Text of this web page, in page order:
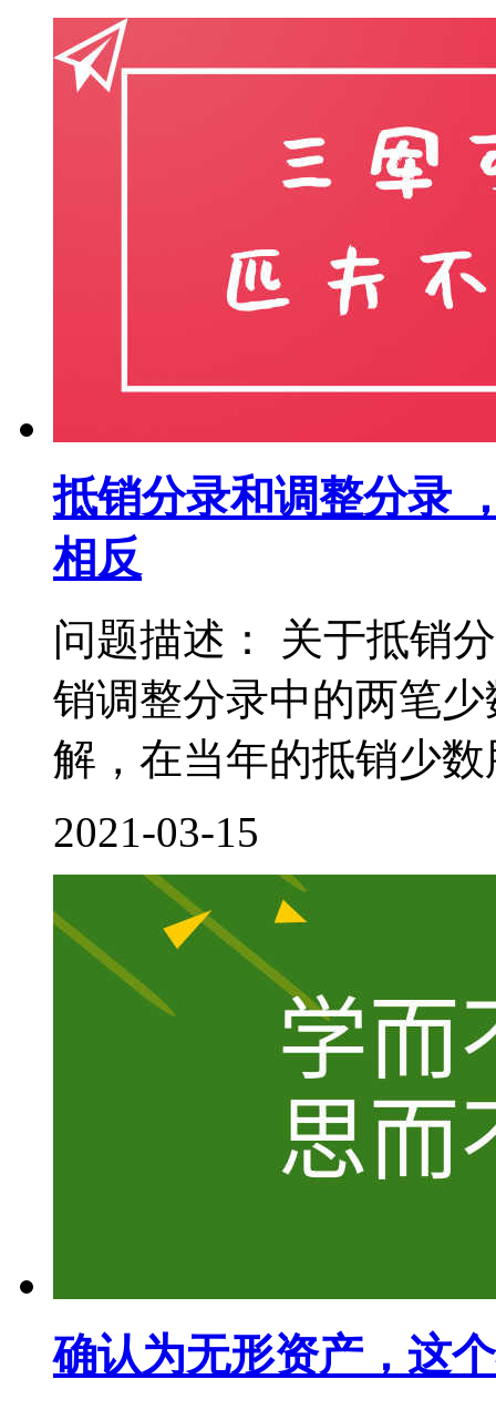
抵销分录和调整分录
相反
问题描述： 关于抵销
销调整分录中的两笔
解，在当年的抵销少
2021-03-15
确认为无形资产，这